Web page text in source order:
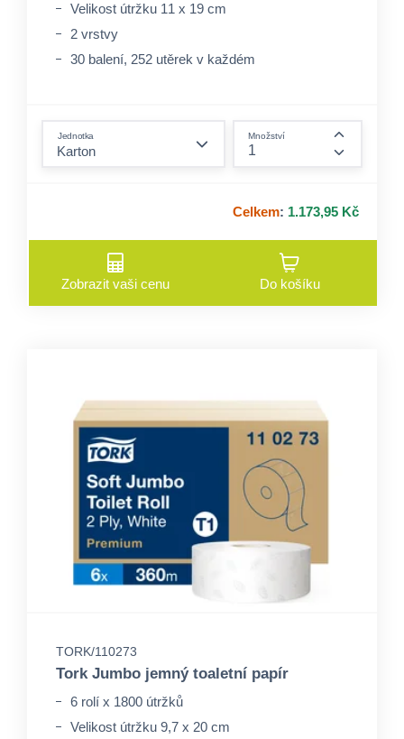
Velikost útržku 11 x 19 cm
2 vrstvy
30 balení, 252 utěrek v každém
Jednotka Množství
Celkem: 1.173,95 Kč
Zobrazit vaši cenu Do košíku
TORK/110273
Tork Jumbo jemný toaletní papír
6 rolí x 1800 útržků
Velikost útržku 9,7 x 20 cm